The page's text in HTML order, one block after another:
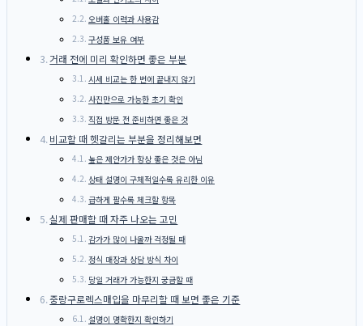
오버홀 이력과 사용감
구성품 보유 여부
거래 전에 미리 확인하면 좋은 부분
시세 비교는 한 번에 끝내지 않기
사진만으로 가능한 초기 확인
직접 방문 전 준비하면 좋은 것
비교할 때 헷갈리는 부분을 정리해보면
높은 제안가가 항상 좋은 것은 아님
상태 설명이 구체적일수록 유리한 이유
급하게 팔수록 체크할 항목
실제 판매할 때 자주 나오는 고민
감가가 많이 나올까 걱정될 때
정식 매장과 상담 방식 차이
당일 거래가 가능한지 궁금할 때
중랑구로렉스매입을 마무리할 때 보면 좋은 기준
설명이 명확한지 확인하기